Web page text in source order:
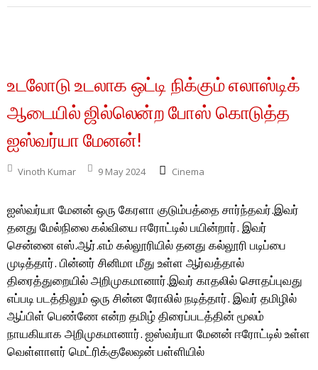
உடலோடு உடலாக ஒட்டி நிக்கும் எலாஸ்டிக்
ஆடையில் ஜில்லென்ற போஸ் கொடுத்த
ஐஸ்வர்யா மேனன்!
Vinoth Kumar 9 May 2024 Cinema
ஐஸ்வர்யா மேனன் ஒரு கேரளா குடும்பத்தை சார்ந்தவர்.இவர்
தனது மேல்நிலை கல்வியை ஈரோட்டில் பயின்றார். இவர்
சென்னை எஸ்.ஆர்.எம் கல்லூரியில் தனது கல்லூரி படிப்பை
முடித்தார். பின்னர் சினிமா மீது உள்ள ஆர்வத்தால்
திரைத்துறையில் அறிமுகமானார்.இவர் காதலில் சொதப்புவது
எப்படி படத்திலும் ஒரு சின்ன ரோலில் நடித்தார். இவர் தமிழில்
ஆப்பிள் பெண்ணே என்ற தமிழ் திரைப்படத்தின் மூலம்
நாயகியாக அறிமுகமானார். ஐஸ்வர்யா மேனன் ஈரோட்டில் உள்ள
வெள்ளாளர் மெட்ரிக்குலேஷன் பள்ளியில்